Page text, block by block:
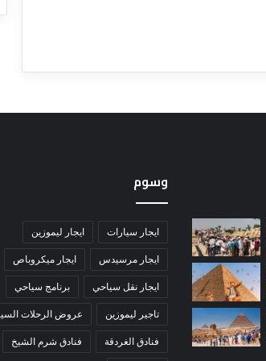
وسوم
ايجار سيارات ايجار ليموزين
ايجار مرسيدس ايجار ميكروباص
ايجار نقل سياحي برنامج سياحي
تاجير ليموزين عروض الرحلات
فنادق الغردقة فنادق شرم الشيخ